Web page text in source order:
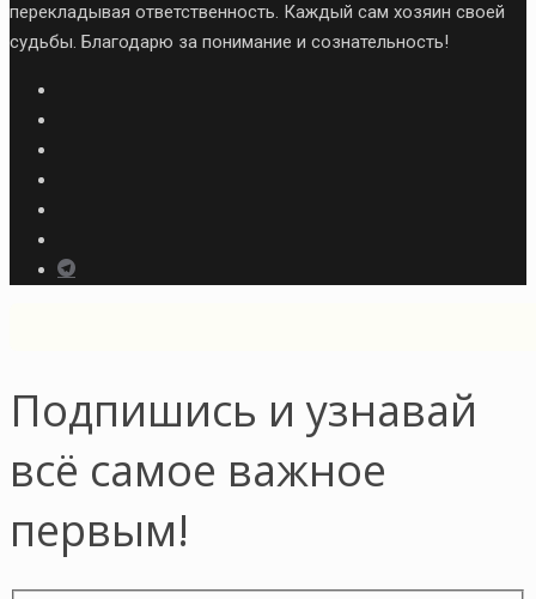
перекладывая ответственность. Каждый сам хозяин своей
судьбы. Благодарю за понимание и сознательность!
Подпишись и узнавай
всё самое важное
первым!